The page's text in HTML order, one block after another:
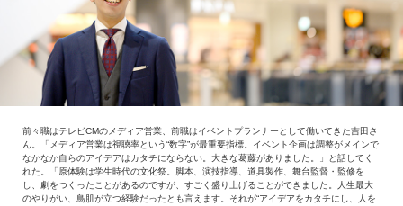
前々職はテレビCMのメディア営業、前職はイベントプランナーとして働いてきた吉田さ
ん。「メディア営業は視聴率という“数字”が最重要指標。イベント企画は調整がメインで
なかなか自らのアイデアはカタチにならない。大きな葛藤がありました。」と話してく
れた。「原体験は学生時代の文化祭。脚本、演技指導、道具製作、舞台監督・監修を
し、劇をつくったことがあるのですが、すごく盛り上げることができました。人生最大
のやりがい、鳥肌が立つ経験だったとも言えます。それが“アイデアをカタチにし、人を